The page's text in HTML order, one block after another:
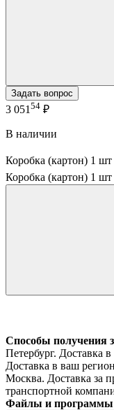
Задать вопрос
3 051 54 ₽
В наличии
Коробка (картон) 1
Коробка (картон) 1 шт
Способы получения
Петербург. Доставка
Доставка в ваш регион
Москва. Доставка за
транспортной
Файлы и программы